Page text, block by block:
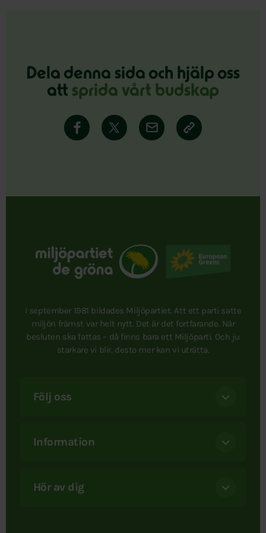
Dela denna sida och hjälp oss
att sprida vårt budskap
I september 1981 bildades Miljöpartiet. Att ett parti satte
miljön främst var helt nytt. Det är det fortfarande. När
besluten ska fattas – då finns bara ett Miljöparti. Och ju
starkare vi blir, desto mer kan vi uträtta.
Följ oss
Information
Hör av dig